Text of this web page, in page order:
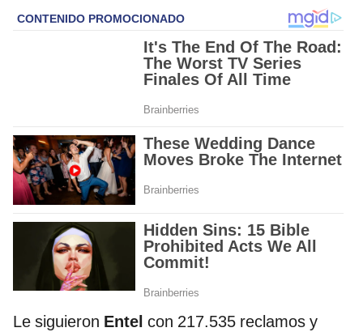
Le siguieron Entel con 217.535 reclamos y